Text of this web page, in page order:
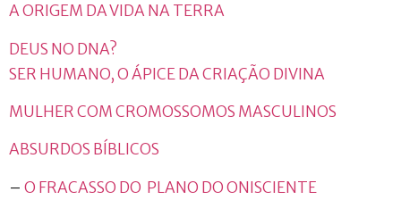
A ORIGEM DA VIDA NA TERRA
DEUS NO DNA?
SER HUMANO, O ÁPICE DA CRIAÇÃO DIVINA
MULHER COM CROMOSSOMOS MASCULINOS
ABSURDOS BÍBLICOS
– O FRACASSO DO PLANO DO ONISCIENTE